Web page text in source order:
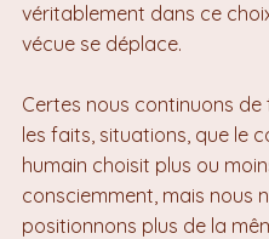
véritablement dans ce
vécue se déplace.
Certes nous continuons
les faits, situations, que le
humain choisit plus ou
consciemment, mais nous
positionnons plus de la